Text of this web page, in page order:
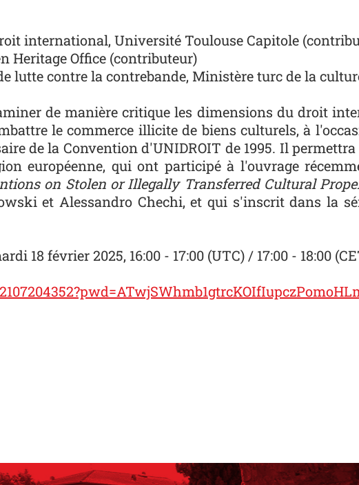
international, Université Toulouse Capitole
Heritage Office (contributeur)
lutte contre la contrebande, Ministère turc de la
de manière critique les dimensions du droit
le commerce illicite de biens culturels, à
de la Convention d'UNIDROIT de 1995. Il
européenne, qui ont participé à l'ouvrage
on Stolen or Illegally Transferred Cultural
et Alessandro Chechi, et qui s'inscrit dans la
18 février 2025, 16:00 - 17:00 (UTC) / 17:00 - 18:00